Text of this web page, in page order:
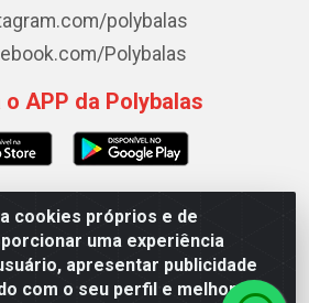
cookies próprios e de
uma experiência
apresentar publicidade
com o seu perfil e melhorar a
polybalas
Polybalas
o APP da Polybalas
Miguel de Souza, 173 Galpão B -
Pessoa/PB - CEP 58.075-075 - CNPJ
0002-61